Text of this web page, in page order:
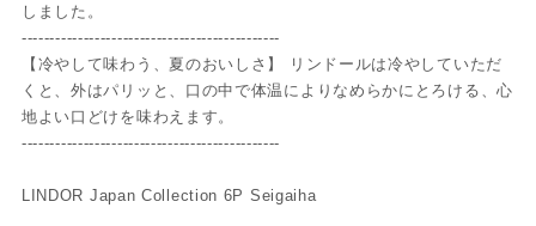
しました。
----------------------------------------------
【冷やして味わう、夏のおいしさ】 リンドールは冷やしていただ
くと、外はパリッと、口の中で体温によりなめらかにとろける、心
地よい口どけを味わえます。
----------------------------------------------
LINDOR Japan Collection 6P Seigaiha